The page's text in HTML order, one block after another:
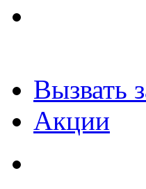
Вызвать
Акции